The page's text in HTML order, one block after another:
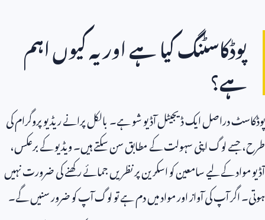
پوڈکاسٹنگ کیا ہے اور یہ کیوں اہم
ہے؟
پوڈکاسٹ دراصل ایک ڈیجیٹل آڈیو شو ہے۔ بالکل پرانے ریڈیو پروگرام کی
طرح، جسے لوگ اپنی سہولت کے مطابق سن سکتے ہیں۔ ویڈیو کے برعکس،
آڈیو مواد کے لیے سامعین کو اسکرین پر نظریں جمائے رکھنے کی ضرورت نہیں
ہوتی۔ اگر آپ کی آواز اور مواد میں دم ہے تو لوگ آپ کو ضرور سنیں گے۔